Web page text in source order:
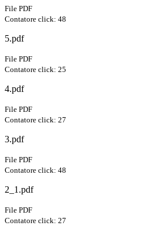
File PDF
Contatore click: 48
5.pdf
File PDF
Contatore click: 25
4.pdf
File PDF
Contatore click: 27
3.pdf
File PDF
Contatore click: 48
2_1.pdf
File PDF
Contatore click: 27